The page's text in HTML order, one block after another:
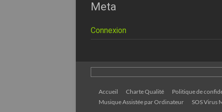
Meta
Connexion
Accueil Charte Qualité Politique de
Musique Assistée par Ordinateur
SOS Virus